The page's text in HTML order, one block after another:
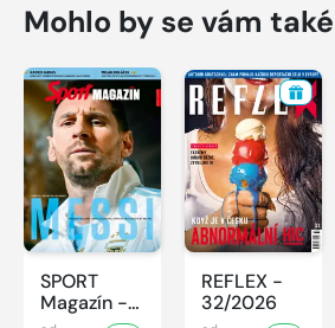
Mohlo by se vám
SPORT
Magazín -
REFLEX -
32/2026